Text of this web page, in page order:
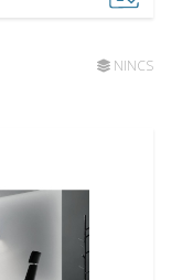
NINCS